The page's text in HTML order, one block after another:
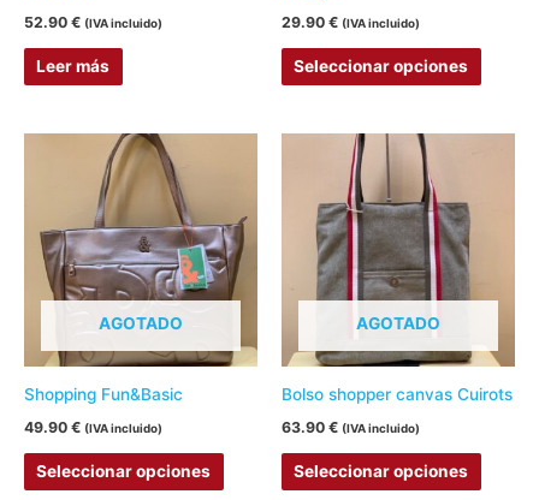
52.90 € (IVA incluido)
Leer más
29.90 € (IVA incluido)
Seleccionar opciones
AGOTADO
Shopping Fun&Basic
49.90 € (IVA incluido)
Seleccionar opciones
múltiples
variantes.
Las
se
AGOTADO
Bolso shopper canvas Cuirots
63.90 € (IVA incluido)
Seleccionar opciones
Las
se
pueden